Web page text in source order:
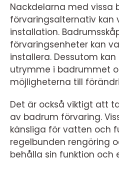
Nackdelarna med vissa
förvaringsalternativ kan
installation.
förvaringsenheter kan
installera. Dessutom
utrymme i badrummet
möjligheterna till
Det är också viktigt att
av badrum förvaring.
känsliga för vatten och
regelbunden rengöring
behålla sin funktion och